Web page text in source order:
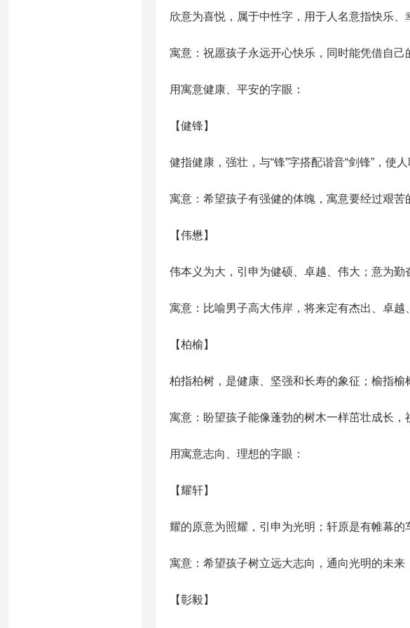
欣意为喜悦，属于中性字，用于人名意指快乐
寓意：祝愿孩子永远开心快乐，同时能凭借自己
用寓意健康、平安的字眼：
【健锋】
健指健康，强壮，与“锋”字搭配谐音“剑锋”，使
寓意：希望孩子有强健的体魄，寓意要经过艰苦
【伟懋】
伟本义为大，引申为健硕、卓越、伟大；意为勤
寓意：比喻男子高大伟岸，将来定有杰出、卓越
【柏榆】
柏指柏树，是健康、坚强和长寿的象征；榆指榆
寓意：盼望孩子能像蓬勃的树木一样茁壮成长，
用寓意志向、理想的字眼：
【耀轩】
耀的原意为照耀，引申为光明；轩原是有帷幕的
寓意：希望孩子树立远大志向，通向光明的未来
【彰毅】